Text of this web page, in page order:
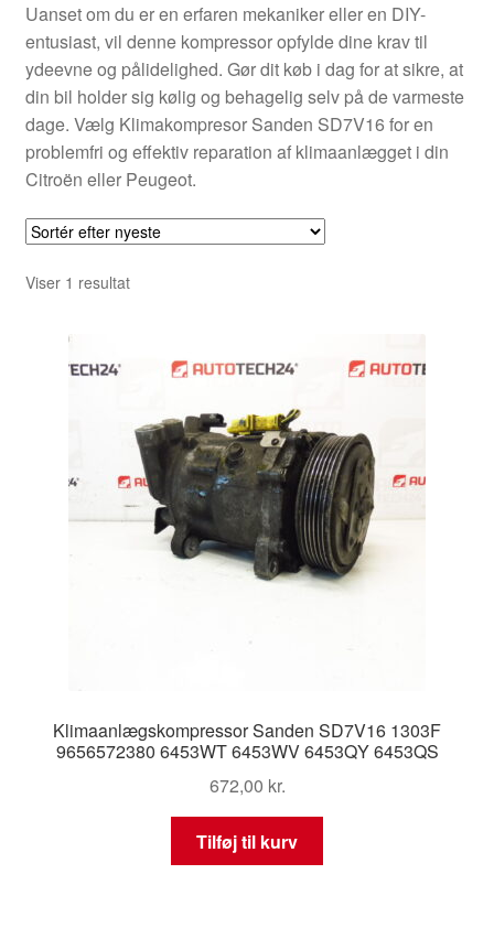
Vilkår og betingelser
Uanset om du er en erfaren mekaniker eller en DIY-
entusiast, vil denne kompressor opfylde dine krav til
ydeevne og pålidelighed. Gør dit køb i dag for at sikre, at
din bil holder sig kølig og behagelig selv på de varmeste
dage. Vælg Klimakompresor Sanden SD7V16 for en
problemfri og effektiv reparation af klimaanlægget i din
Citroën eller Peugeot.
Viser 1 resultat
Klimaanlægskompressor Sanden SD7V16 1303F
9656572380 6453WT 6453WV 6453QY 6453QS
672,00 kr.
Tilføj til kurv